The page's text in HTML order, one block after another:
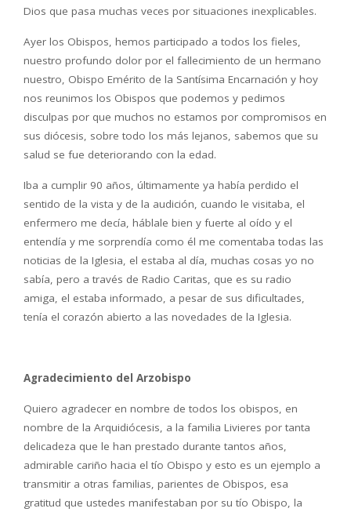
Dios que pasa muchas veces por situaciones inexplicables.
Ayer los Obispos, hemos participado a todos los fieles,
nuestro profundo dolor por el fallecimiento de un hermano
nuestro, Obispo Emérito de la Santísima Encarnación y hoy
nos reunimos los Obispos que podemos y pedimos
disculpas por que muchos no estamos por compromisos en
sus diócesis, sobre todo los más lejanos, sabemos que su
salud se fue deteriorando con la edad.
Iba a cumplir 90 años, últimamente ya había perdido el
sentido de la vista y de la audición, cuando le visitaba, el
enfermero me decía, háblale bien y fuerte al oído y el
entendía y me sorprendía como él me comentaba todas las
noticias de la Iglesia, el estaba al día, muchas cosas yo no
sabía, pero a través de Radio Caritas, que es su radio
amiga, el estaba informado, a pesar de sus dificultades,
tenía el corazón abierto a las novedades de la Iglesia.
Agradecimiento del Arzobispo
Quiero agradecer en nombre de todos los obispos, en
nombre de la Arquidiócesis, a la familia Livieres por tanta
delicadeza que le han prestado durante tantos años,
admirable cariño hacia el tío Obispo y esto es un ejemplo a
transmitir a otras familias, parientes de Obispos, esa
gratitud que ustedes manifestaban por su tío Obispo, la